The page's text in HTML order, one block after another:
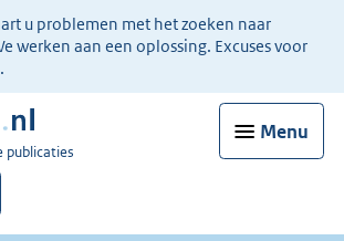
u problemen met het zoeken naar
werken aan een oplossing. Excuses voor
Menu
publicaties